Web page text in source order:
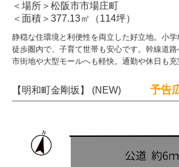
＜場所＞松阪市市場庄町
＜面積＞377.13㎡（114坪）
静穏な住環境と利便性を両立した好立地。小
徒歩圏内で、子育て世帯も安心です。幹線道路
市街地や大型モールへも軽快。通勤や休日も充
【明和町金剛坂】 (NEW) 予告